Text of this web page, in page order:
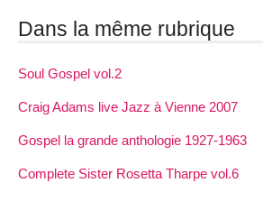
Dans la même rubrique
Soul Gospel vol.2
Craig Adams live Jazz à Vienne 2007
Gospel la grande anthologie 1927-1963
Complete Sister Rosetta Tharpe vol.6